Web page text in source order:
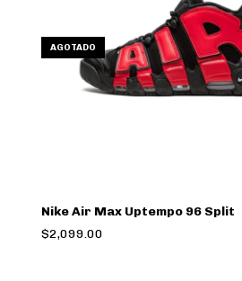
AGOTADO
Nike Air Max Uptempo 96 Split
$2,099.00